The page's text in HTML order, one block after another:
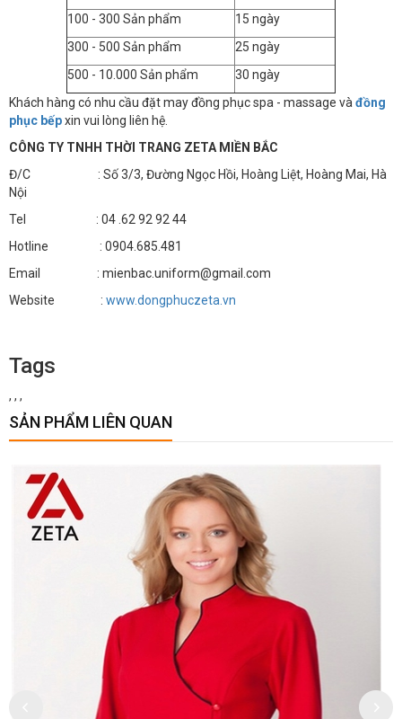
100 - 300 Sản phẩm
15 ngày
300 - 500 Sản phẩm
25 ngày
500 - 10.000 Sản phẩm
30 ngày
Khách hàng có nhu cầu đặt may đồng phục spa - massage vàđồng
phục bếpxin vui lòng liên hệ.
CÔNG TY TNHH THỜI TRANG ZETA MIỀN BẮC
Đ/C : Số 3/3, Đường Ngọc Hồi, Hoàng Liệt, Hoàng Mai, Hà
Nội
Tel : 04 .62 92 92 44
Hotline : 0904.685.481
Email : mienbac.uniform@gmail.com
Website : www.dongphuczeta.vn
Tags
, , ,
SẢN PHẨM LIÊN QUAN